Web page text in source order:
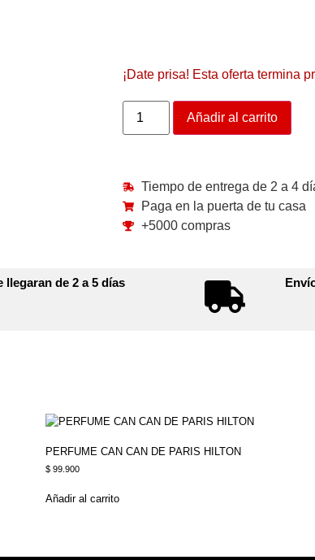
¡Date prisa! Esta oferta termina
Añadir al carrito
Tiempo de entrega de 2 a 4
Paga en la puerta de tu casa
+5000 compras
de 2 a 5 días
PERFUME CAN CAN DE PARIS HILTON
$ 99.900
Añadir al carrito